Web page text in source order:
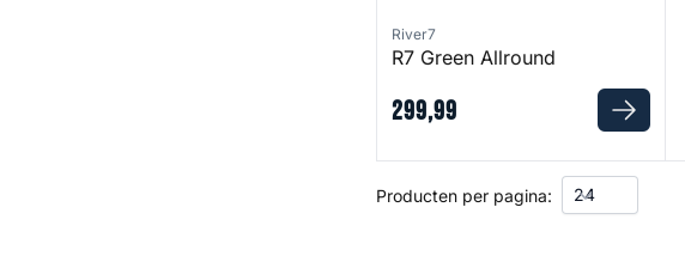
River7
R7 Green Allround
299,99
Producten per pagina: